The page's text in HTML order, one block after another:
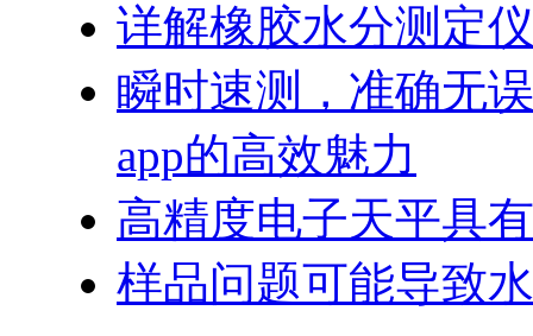
详解橡胶水分测定
瞬时速测，准确
app的高效魅力
高精度电子天平具
样品问题可能导致